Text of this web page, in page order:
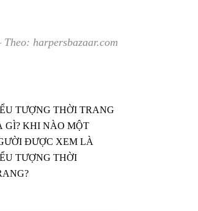
Theo: harpersbazaar.com
TƯỢNG THỜI TRANG
GÌ? KHI NÀO MỘT
ĐƯỢC XEM LÀ
TƯỢNG THỜI